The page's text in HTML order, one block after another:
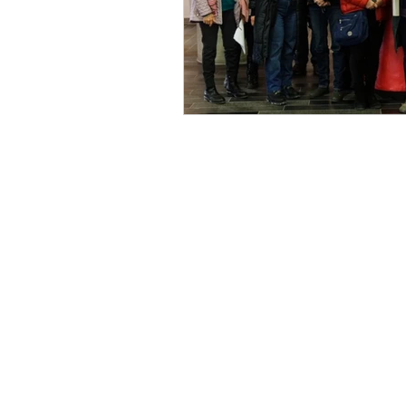
Centre de commerce mondial